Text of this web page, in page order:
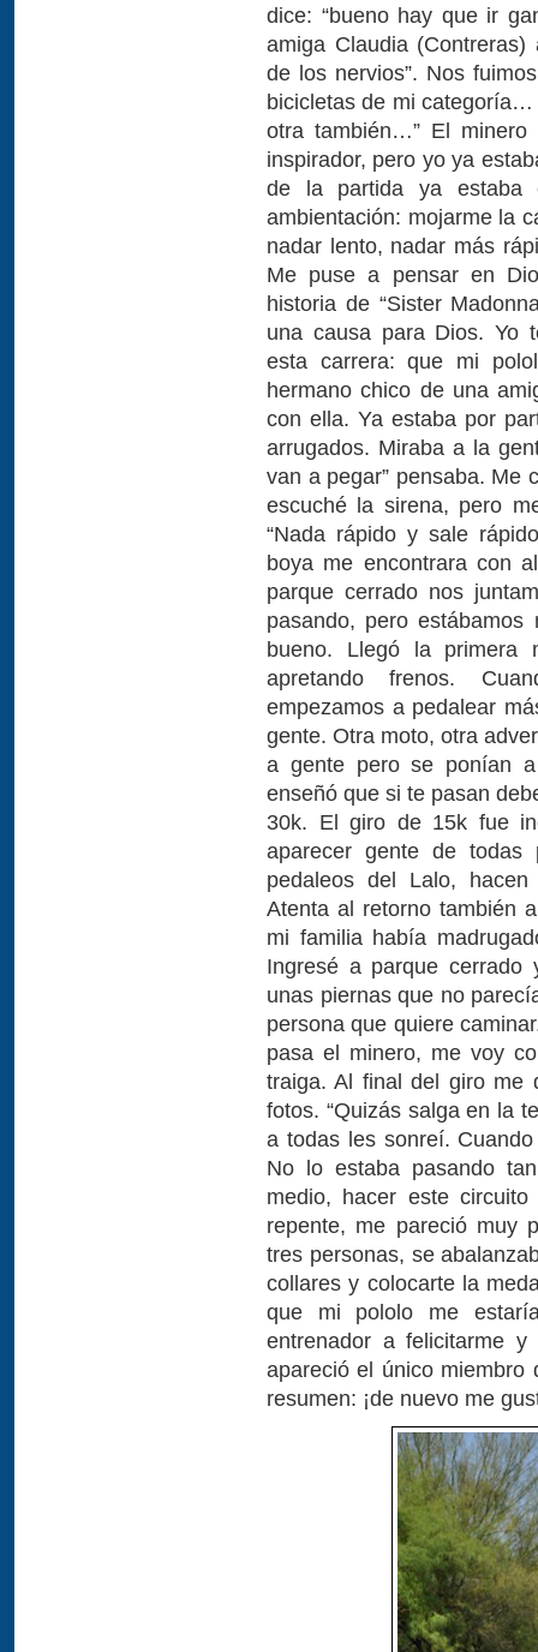
dice: “bueno hay que ir
amiga Claudia
de los nervios”. Nos
bicicletas de mi categoría…
otra también…” El
inspirador, pero yo ya
de la partida ya estaba
ambientación: mojarme la
nadar lento, nadar más
Me puse a pensar en
historia de “Sister
una causa para Dios. Yo
esta carrera: que mi
hermano chico de una
con ella. Ya estaba por
arrugados. Miraba a la
van a pegar” pensaba. Me
escuché la sirena, pero
“Nada rápido y sale
boya me encontrara con
parque cerrado nos
pasando, pero
bueno. Llegó la primera
apretando frenos.
empezamos a pedalear
gente. Otra moto, otra
a gente pero se ponían
enseñó que si te pasan
30k. El giro de 15k fue
aparecer gente de todas
pedaleos del Lalo,
Atenta al retorno también
mi familia había
Ingresé a parque
unas piernas que no
persona que quiere
pasa el minero, me voy
traiga. Al final del giro me
fotos. “Quizás salga en la
a todas les sonreí.
No lo estaba pasando
medio, hacer este
repente, me pareció muy
tres personas, se
collares y colocarte la
que mi pololo me
entrenador a felicitarme y
apareció el único miembro
resumen: ¡de nuevo me